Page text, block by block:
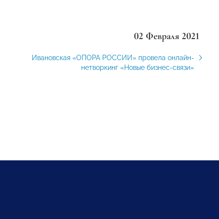
02 Февраля 2021
Ивановская «ОПОРА РОССИИ» провела онлайн-
нетворкинг «Новые бизнес-связи»